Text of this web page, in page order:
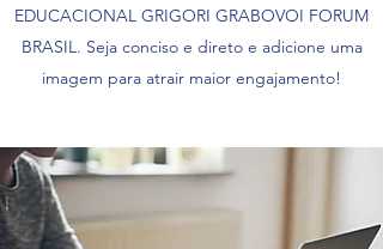
EDUCACIONAL GRIGORI GRABOVOI FORUM
BRASIL. Seja conciso e direto e adicione uma
imagem para atrair maior engajamento!